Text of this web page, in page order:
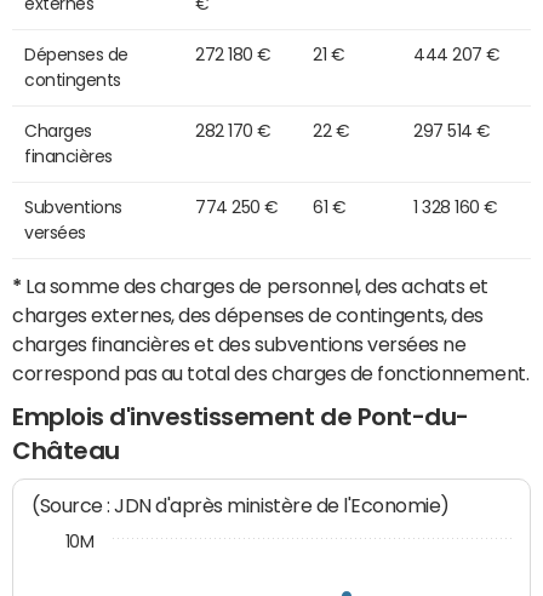
externes €
Dépenses de
contingents
272 180 € 21 € 444 207 €
Charges
financières
282 170 € 22 € 297 514 €
Subventions
versées
774 250 € 61 € 1 328 160 €
* La somme des charges de personnel, des achats et
charges externes, des dépenses de contingents, des
charges financières et des subventions versées ne
correspond pas au total des charges de fonctionnement.
Emplois d'investissement de Pont-du-
Château
(Source : JDN d'après ministère de l'Economie)
10M